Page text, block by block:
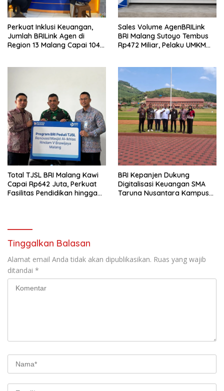
Perkuat Inklusi Keuangan,
Jumlah BRILink Agen di
Region 13 Malang Capai 104
Sales Volume AgenBRILink
BRI Malang Sutoyo Tembus
Rp472 Miliar, Pelaku UMKM
Total TJSL BRI Malang Kawi
Capai Rp642 Juta, Perkuat
Fasilitas Pendidikan hingga
BRI Kepanjen Dukung
Digitalisasi Keuangan SMA
Taruna Nusantara Kampus
Tinggalkan Balasan
Alamat email Anda tidak akan dipublikasikan. Ruas yang wajib
ditandai *